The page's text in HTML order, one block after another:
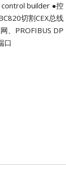
control builder ●控
切割CEX总线
、PROFIBUS DP
口